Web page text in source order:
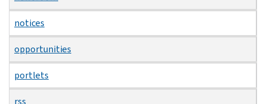
notices
opportunities
portlets
rss